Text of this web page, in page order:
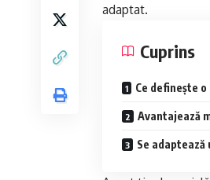
adaptat.
Cuprins
Ce definește
Avantajează
Se